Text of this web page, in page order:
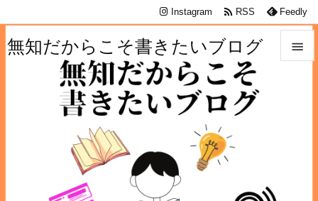
無知だからこそ書きたいブログ 
Instagram  RSS Feedly